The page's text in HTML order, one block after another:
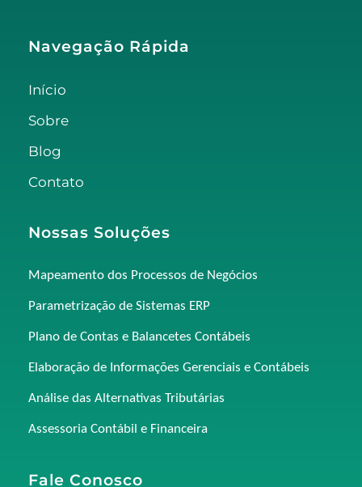
Navegação Rápida
Início
Sobre
Blog
Contato
Nossas Soluções
Mapeamento dos Processos de Negócios
Parametrização de Sistemas ERP
Plano de Contas e Balancetes Contábeis
Elaboração de Informações Gerenciais e Contábeis
Análise das Alternativas Tributárias
Assessoria Contábil e Financeira
Fale Conosco